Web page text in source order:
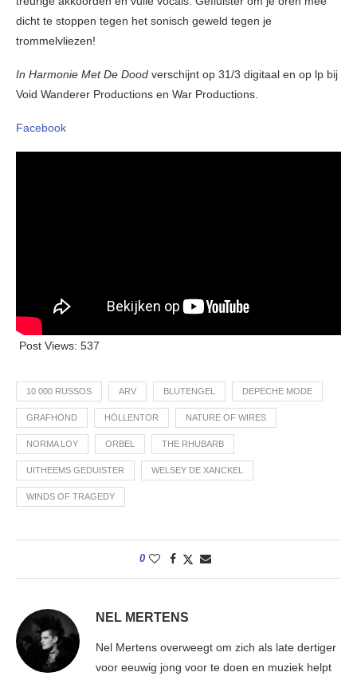
dicht te stoppen tegen het sonisch geweld tegen je
trommelvliezen!
In Harmonie Met De Dood verschijnt op 31/3 digitaal en op lp bij
Void Wanderer Productions en War Productions.
Facebook
Post Views: 537
10 000 RUSSOS ARV BLUTENGEL DEPECHE MODE
GRAFHOND HÖLLENTOR NATURE OF WIRES
NORMA LOY ORBEL THE RHUBARB
UITHEEMS GEDUISTER WELSEY DE XANCKEL
WINDS OF TRAGEDY
0
NEL MERTENS
Nel Mertens overweegt om zich als late dertiger
voor eeuwig jong voor te doen en muziek helpt